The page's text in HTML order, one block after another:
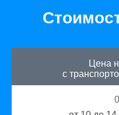
Цена
с
0